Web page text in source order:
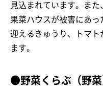
見込まれています。ま
果菜ハウスが被害にあ
迎えるきゅうり、トマト
ます。
●野菜くらぶ（野菜